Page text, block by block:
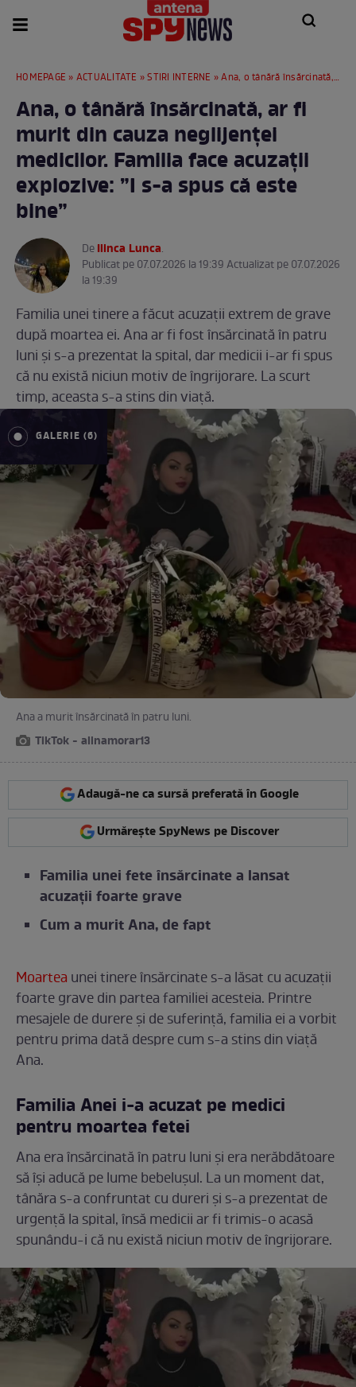
HOMEPAGE » ACTUALITATE »STIRI INTERNE » Ana, o tânără însărcinată, ar fi murit din cauza neglijenței medicilor. Familia face acuzații explozive: ”I s-a spus că este bine”
Ana, o tânără însărcinată, ar fi
murit din cauza neglijenței
medicilor. Familia face acuzații
explozive: ”I s-a spus că este
bine”
DeIlinca Lunca.
Publicat pe 07.07.2026 la 19:39 Actualizat pe 07.07.2026
la 19:39
Familia unei tinere a făcut acuzații extrem de grave
după moartea ei. Ana ar fi fost însărcinată în patru
luni și s-a prezentat la spital, dar medicii i-ar fi spus
că nu există niciun motiv de îngrijorare. La scurt
timp, aceasta s-a stins din viață.
GALERIE (6)
Ana a murit însărcinată în patru luni.
TikTok - alinamorar13
Adaugă-ne ca sursă preferată în Google
Urmărește SpyNews pe Discover
Familia unei fete însărcinate a lansat
acuzații foarte grave
Cum a murit Ana, de fapt
Moartea unei tinere însărcinate s-a lăsat cu acuzații
foarte grave din partea familiei acesteia. Printre
mesajele de durere și de suferință, familia ei a vorbit
pentru prima dată despre cum s-a stins din viață
Ana.
Familia Anei i-a acuzat pe medici
pentru moartea fetei
Ana era însărcinată în patru luni și era nerăbdătoare
să își aducă pe lume bebelușul. La un moment dat,
tânăra s-a confruntat cu dureri și s-a prezentat de
urgență la spital, însă medicii ar fi trimis-o acasă
spunându-i că nu există niciun motiv de îngrijorare.